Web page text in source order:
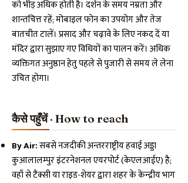
को भीड़ अधिक होती है। दर्शन के समय नम्रता और
शान्तचित्त रहें; मोबाइल फोन का उपयोग और तेज
बातचीत टालें। प्रसाद और चढ़ावे के लिए नकद दें या
मंदिर द्वारा सुझाए गए विधियों का पालन करें। अधिक
व्यक्तिगत अनुष्ठान हेतु पहले से पुजारी से समय ले लेना
उचित होगा।
कैसे पहुँचें · How to reach
By Air:सबसे नजदीकी अन्तरराष्ट्रीय हवाई अड्डा
कुआलालम्पुर इंटरनेशनल एयरपोर्ट (केएलआईए) है;
वहाँ से टैक्सी या राइड-शेयर द्वारा शहर के केन्द्रीय भाग